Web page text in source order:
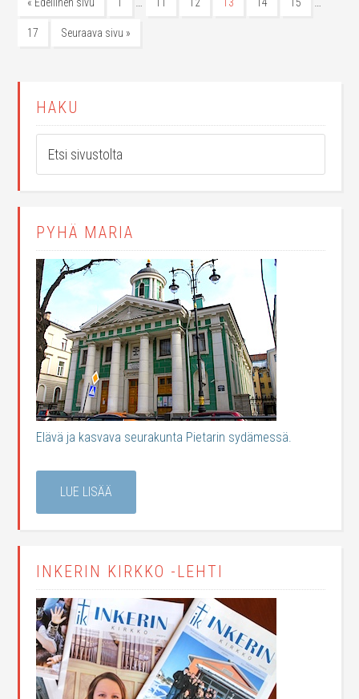
17 Seuraava sivu »
HAKU
PYHÄ MARIA
Elävä ja kasvava seurakunta Pietarin sydämessä.
LUE LISÄÄ
INKERIN KIRKKO -LEHTI